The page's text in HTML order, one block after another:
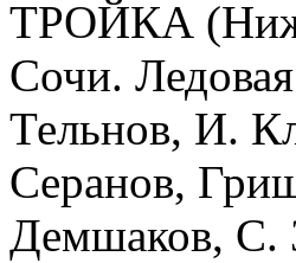
ТРОЙКА
Сочи.
Тельнов, И.
Серанов,
Демшаков, С.